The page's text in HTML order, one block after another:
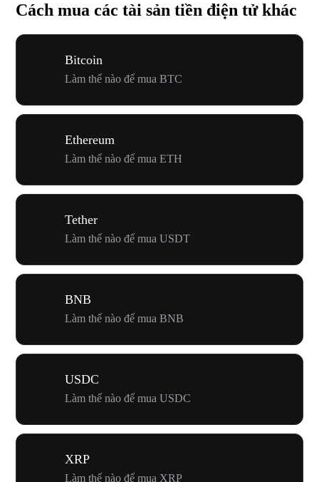
Cách mua các tài sản tiền điện tử khác
Bitcoin
Làm thế nào để mua BTC
Ethereum
Làm thế nào để mua ETH
Tether
Làm thế nào để mua USDT
BNB
Làm thế nào để mua BNB
USDC
Làm thế nào để mua USDC
XRP
Làm thế nào để mua XRP